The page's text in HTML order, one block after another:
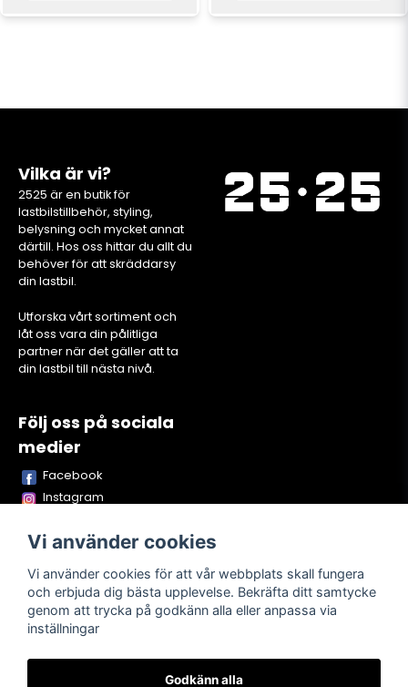
Vilka är vi?
2525 är en butik för
lastbilstillbehör, styling,
belysning och mycket annat
därtill. Hos oss hittar du allt du
behöver för att skräddarsy
din lastbil.
Utforska vårt sortiment och
låt oss vara din pålitliga
partner när det gäller att ta
din lastbil till nästa nivå.
Följ oss på sociala
medier
Facebook
Instagram
TikTok
Vi använder cookies
Vi använder cookies för att vår webbplats skall fungera
och erbjuda dig bästa upplevelse. Bekräfta ditt samtycke
genom att trycka på godkänn alla eller anpassa via
inställningar
Godkänn alla